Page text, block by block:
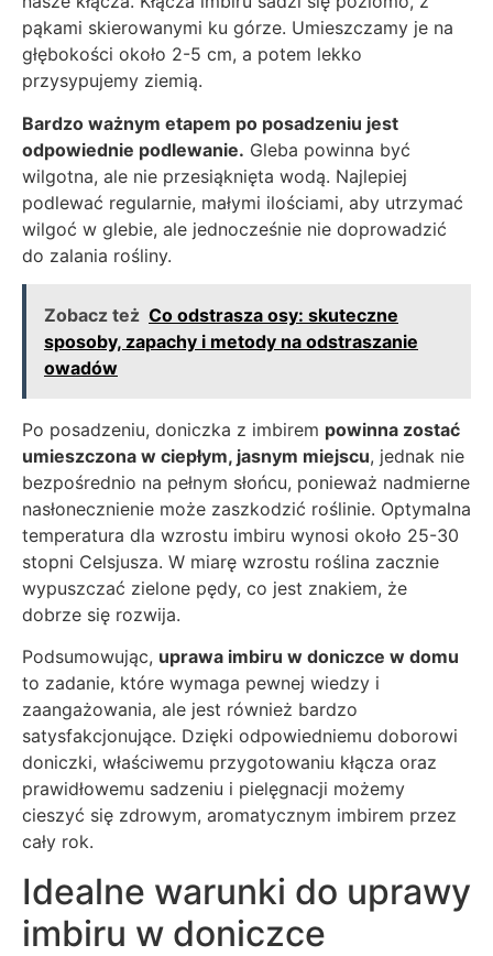
pąkami skierowanymi ku górze. Umieszczamy je na
głębokości około 2-5 cm, a potem lekko
przysypujemy ziemią.
Bardzo ważnym etapem po posadzeniu jest
odpowiednie podlewanie. Gleba powinna być
wilgotna, ale nie przesiąknięta wodą. Najlepiej
podlewać regularnie, małymi ilościami, aby utrzymać
wilgoć w glebie, ale jednocześnie nie doprowadzić
do zalania rośliny.
Zobacz też Co odstrasza osy: skuteczne
sposoby, zapachy i metody na odstraszanie
owadów
Po posadzeniu, doniczka z imbirem powinna zostać
umieszczona w ciepłym, jasnym miejscu, jednak nie
bezpośrednio na pełnym słońcu, ponieważ nadmierne
nasłonecznienie może zaszkodzić roślinie. Optymalna
temperatura dla wzrostu imbiru wynosi około 25-30
stopni Celsjusza. W miarę wzrostu roślina zacznie
wypuszczać zielone pędy, co jest znakiem, że
dobrze się rozwija.
Podsumowując, uprawa imbiru w doniczce w domu
to zadanie, które wymaga pewnej wiedzy i
zaangażowania, ale jest również bardzo
satysfakcjonujące. Dzięki odpowiedniemu doborowi
doniczki, właściwemu przygotowaniu kłącza oraz
prawidłowemu sadzeniu i pielęgnacji możemy
cieszyć się zdrowym, aromatycznym imbirem przez
cały rok.
Idealne warunki do uprawy
imbiru w doniczce